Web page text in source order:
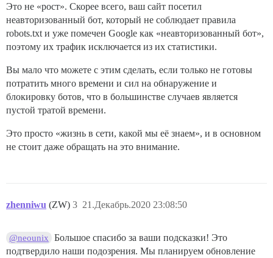
Это не «рост». Скорее всего, ваш сайт посетил
неавторизованный бот, который не соблюдает правила
robots.txt и уже помечен Google как «неавторизованный бот»,
поэтому их трафик исключается из их статистики.
Вы мало что можете с этим сделать, если только не готовы
потратить много времени и сил на обнаружение и
блокировку ботов, что в большинстве случаев является
пустой тратой времени.
Это просто «жизнь в сети, какой мы её знаем», и в основном
не стоит даже обращать на это внимание.
zhenniwu (ZW) 21.Декабрь.2020 23:08:50
3
@neounix
Большое спасибо за ваши подсказки! Это
подтвердило наши подозрения. Мы планируем обновление